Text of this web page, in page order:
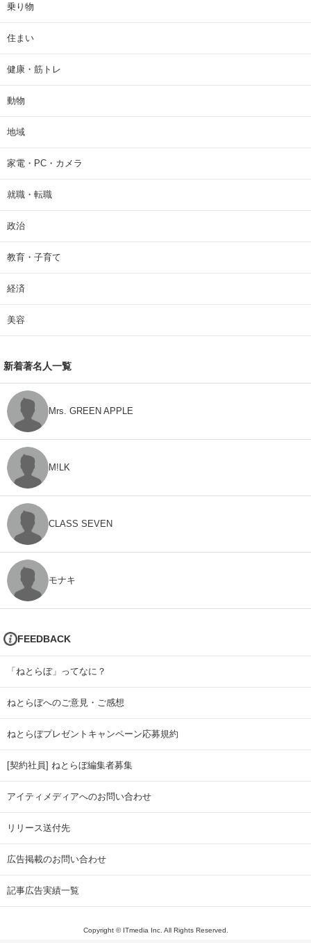
乗り物
住まい
健康・筋トレ
動物
地域
家電・PC・カメラ
就職・転職
政治
教育・子育て
経済
美容
新着著名人一覧
Mrs. GREEN APPLE
M!LK
CLASS SEVEN
モナキ
FEEDBACK
「ねとらぼ」ってなに？
ねとらぼへのご意見・ご感想
ねとらぼプレゼントキャンペーン応募規約
[契約社員] ねとらぼ編集者募集
アイティメディアへのお問い合わせ
リリース送付先
広告掲載のお問い合わせ
記事広告実績一覧
Copyright © ITmedia Inc. All Rights Reserved.